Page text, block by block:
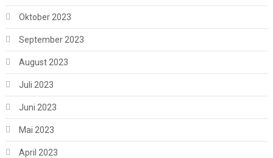
Oktober 2023
September 2023
August 2023
Juli 2023
Juni 2023
Mai 2023
April 2023